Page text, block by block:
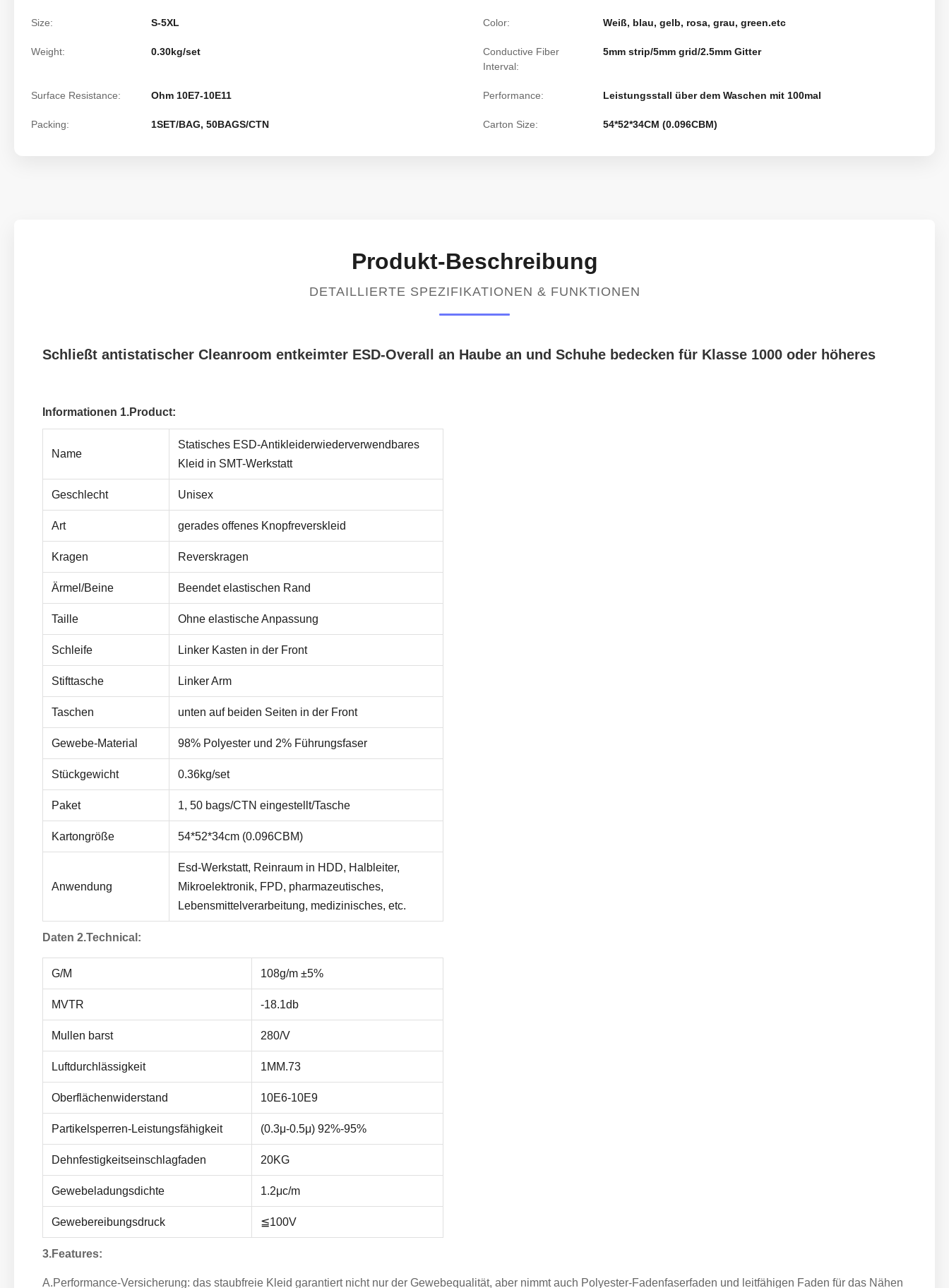
Size: S-5XL Color: Weiß, blau, gelb, rosa, grau, green.etc
Weight: 0.30kg/set
Conductive Fiber
Interval:
5mm strip/5mm grid/2.5mm Gitter
Surface Resistance: Ohm 10E7-10E11 Performance: Leistungsstall über dem Waschen mit 100mal
Packing: 1SET/BAG, 50BAGS/CTN Carton Size: 54*52*34CM (0.096CBM)
Produkt-Beschreibung
DETAILLIERTE SPEZIFIKATIONEN & FUNKTIONEN
Schließt antistatischer Cleanroom entkeimter ESD-Overall an Haube an und Schuhe bedecken für Klasse 1000 oder höheres
Informationen 1.Product:
Name
Statisches ESD-Antikleiderwiederverwendbares
Kleid in SMT-Werkstatt
Geschlecht Unisex
Art gerades offenes Knopfreverskleid
Kragen Reverskragen
Ärmel/Beine Beendet elastischen Rand
Taille Ohne elastische Anpassung
Schleife Linker Kasten in der Front
Stifttasche Linker Arm
Taschen unten auf beiden Seiten in der Front
Gewebe-Material 98% Polyester und 2% Führungsfaser
Stückgewicht 0.36kg/set
Paket 1, 50 bags/CTN eingestellt/Tasche
Kartongröße 54*52*34cm (0.096CBM)
Anwendung
Esd-Werkstatt, Reinraum in HDD, Halbleiter,
Mikroelektronik, FPD, pharmazeutisches,
Lebensmittelverarbeitung, medizinisches, etc.
Daten 2.Technical:
G/M 108g/m ±5%
MVTR -18.1db
Mullen barst 280/V
Luftdurchlässigkeit 1MM.73
Oberflächenwiderstand 10E6-10E9
Partikelsperren-Leistungsfähigkeit (0.3μ-0.5μ) 92%-95%
Dehnfestigkeitseinschlagfaden 20KG
Gewebeladungsdichte 1.2μc/m
Gewebereibungsdruck ≦100V
3.Features:
A.Performance-Versicherung: das staubfreie Kleid garantiert nicht nur der Gewebequalität, aber nimmt auch Polyester-Fadenfaserfaden und leitfähigen Faden für das Nähen